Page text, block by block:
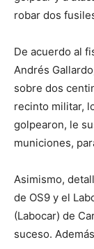
robar dos
De acuerdo al
Andrés
sobre dos
recinto militar,
golpearon, le
municiones,
Asimismo,
de OS9 y el
(Labocar) de
suceso.